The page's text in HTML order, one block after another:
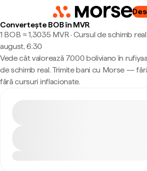
Convertește BOB în MVR
1 BOB ≈ 1,3035 MVR · Cursul de schimb real
august, 6:30
Vede cât valorează 7.000 boliviano în
de schimb real. Trimite bani cu Morse —
fără cursuri inflacionate.